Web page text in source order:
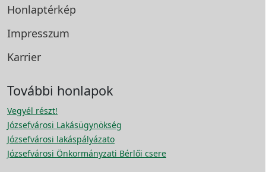
Honlaptérkép
Impresszum
Karrier
További honlapok
Vegyél részt!
Józsefvárosi Lakásügynökség
Józsefvárosi lakáspályázato
Józsefvárosi Önkormányzati Bérlői csere